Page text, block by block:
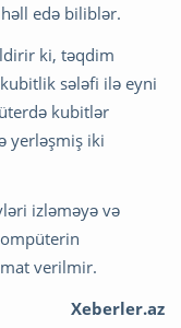
edə biliblər.
ki, təqdim
sələfi ilə eyni
kubitlər
yerləşmiş iki
izləməyə və
verilmir.
Xeberler.az